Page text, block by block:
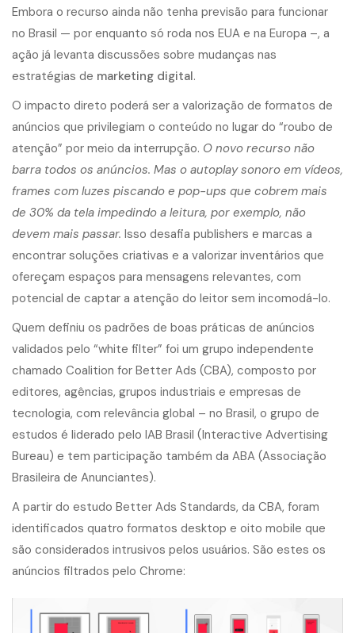
Embora o recurso ainda não tenha previsão para funcionar
no Brasil — por enquanto só roda nos EUA e na Europa –, a
ação já levanta discussões sobre mudanças nas
estratégias de marketing digital.
O impacto direto poderá ser a valorização de formatos de
anúncios que privilegiam o conteúdo no lugar do “roubo de
atenção” por meio da interrupção. O novo recurso não
barra todos os anúncios. Mas o autoplay sonoro em vídeos,
frames com luzes piscando e pop-ups que cobrem mais
de 30% da tela impedindo a leitura, por exemplo, não
devem mais passar. Isso desafia publishers e marcas a
encontrar soluções criativas e a valorizar inventários que
ofereçam espaços para mensagens relevantes, com
potencial de captar a atenção do leitor sem incomodá-lo.
Quem definiu os padrões de boas práticas de anúncios
validados pelo “white filter” foi um grupo independente
chamado Coalition for Better Ads (CBA), composto por
editores, agências, grupos industriais e empresas de
tecnologia, com relevância global – no Brasil, o grupo de
estudos é liderado pelo IAB Brasil (Interactive Advertising
Bureau) e tem participação também da ABA (Associação
Brasileira de Anunciantes).
A partir do estudo Better Ads Standards, da CBA, foram
identificados quatro formatos desktop e oito mobile que
são considerados intrusivos pelos usuários. São estes os
anúncios filtrados pelo Chrome: